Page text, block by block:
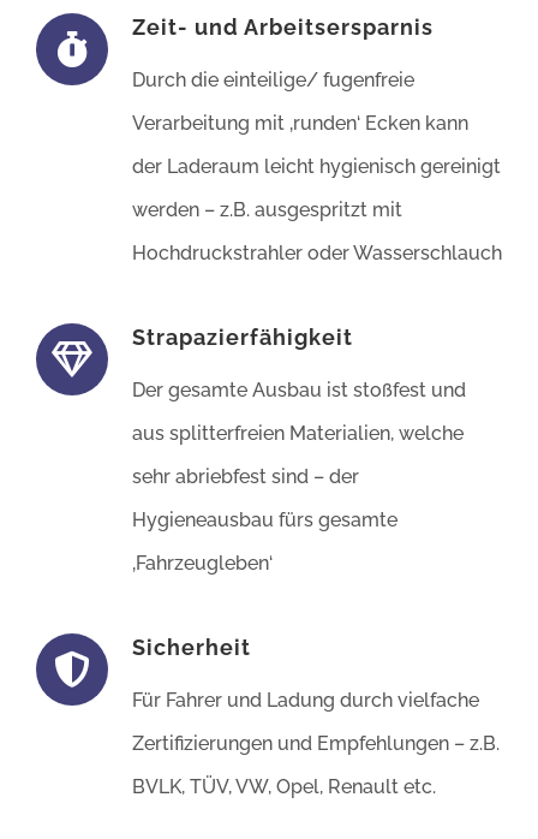
Zeit- und Arbeitsersparnis
Durch die einteilige/ fugenfreie
Verarbeitung mit ‚runden‘ Ecken kann
der Laderaum leicht hygienisch gereinigt
werden – z.B. ausgespritzt mit
Hochdruckstrahler oder Wasserschlauch
Strapazierfähigkeit
Der gesamte Ausbau ist stoßfest und
aus splitterfreien Materialien, welche
sehr abriebfest sind – der
Hygieneausbau fürs gesamte
‚Fahrzeugleben‘
Sicherheit
Für Fahrer und Ladung durch vielfache
Zertifizierungen und Empfehlungen – z.B.
BVLK, TÜV, VW, Opel, Renault etc.